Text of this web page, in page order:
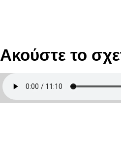
Ακούστε το